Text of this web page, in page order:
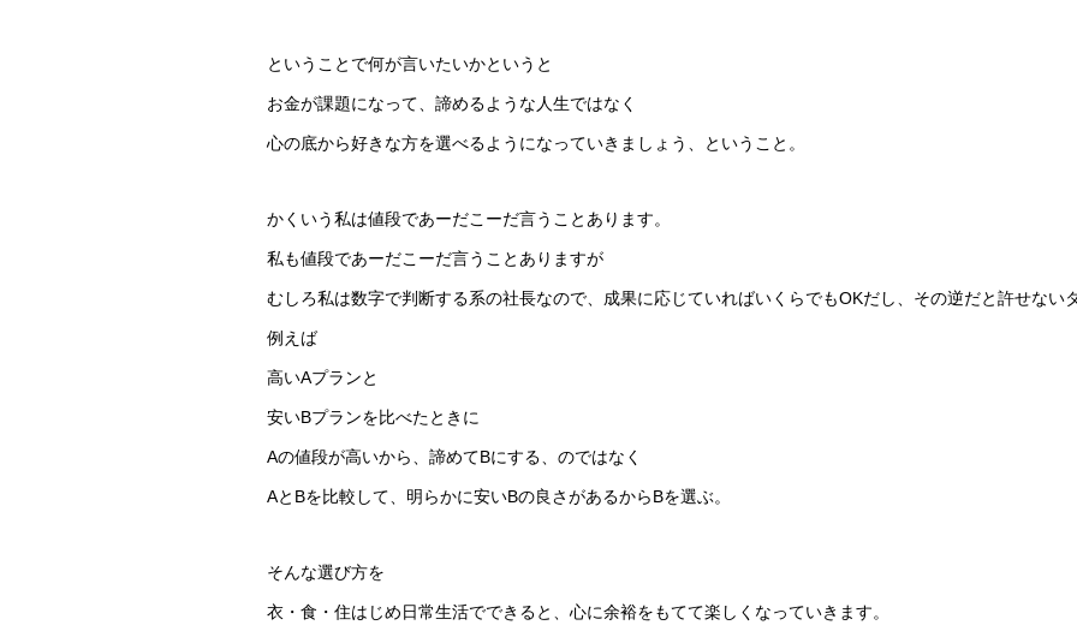
ということで何が言いたいかというと
お金が課題になって、諦めるような人生ではなく
心の底から好きな方を選べるようになっていきましょう、ということ。
かくいう私は値段であーだこーだ言うことあります。
私も値段であーだこーだ言うことありますが
むしろ私は数字で判断する系の社長なので、成果に応じていればいくらでもOKだし、その逆だと許せない
例えば
高いAプランと
安いBプランを比べたときに
Aの値段が高いから、諦めてBにする、のではなく
AとBを比較して、明らかに安いBの良さがあるからBを選ぶ。
そんな選び方を
衣・食・住はじめ日常生活でできると、心に余裕をもてて楽しくなっていきます。